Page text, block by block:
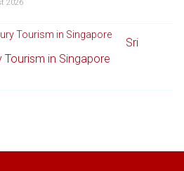
Sri
in Singapore